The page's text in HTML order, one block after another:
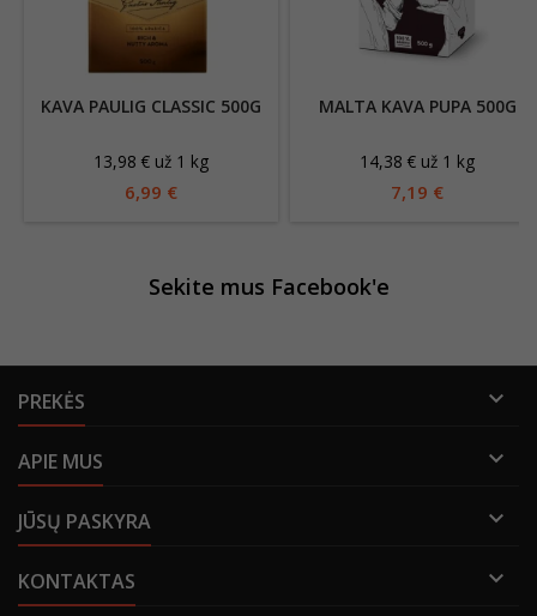
KAVA PAULIG CLASSIC 500G
13,98 € už 1 kg
6,99 €
MALTA KAVA PUPA 500G
14,38 € už 1 kg
7,19 €
Sekite mus Facebook'e
PREKĖS 
APIE MUS 
JŪSŲ PASKYRA 
KONTAKTAS 